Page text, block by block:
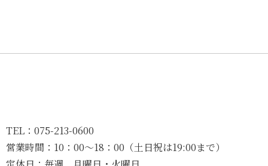
TEL： 075-213-0600
営業時間： 10：00〜18：00（土日祝は19:00まで）